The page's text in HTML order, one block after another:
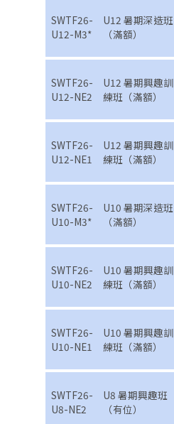
SWTF26-
U12-M3*
U12 暑期深造班
（滿額）
SWTF26-
U12-NE2
U12 暑期興趣訓
練班（滿額）
SWTF26-
U12-NE1
U12 暑期興趣訓
練班（滿額）
SWTF26-
U10-M3*
U10 暑期深造班
（滿額）
SWTF26-
U10-NE2
U10 暑期興趣訓
練班（滿額）
SWTF26-
U10-NE1
U10 暑期興趣訓
練班（滿額）
SWTF26-
U8-NE2
U8 暑期興趣班
（有位）